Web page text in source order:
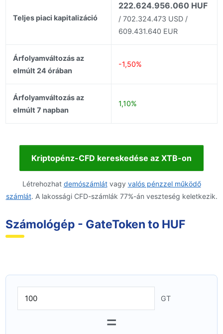
Teljes piaci kapitalizáció
222.624.956.060 HUF
/ 702.324.473 USD /
609.431.640 EUR
Árfolyamváltozás az
elmúlt 24 órában
-1,50%
Árfolyamváltozás az
elmúlt 7 napban
1,10%
Kriptopénz-CFD kereskedése az XTB-on
Létrehozhat demószámlátvagy valós pénzzel működő
számlát. A lakossági CFD-számlák 77%-án veszteség keletkezik.
Számológép - GateToken to HUF
GT
=